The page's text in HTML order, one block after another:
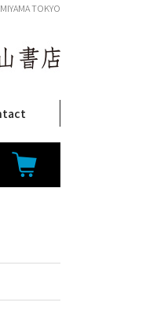
TOKYO